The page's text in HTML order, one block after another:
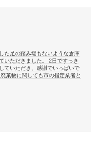
た足の踏み場もないような倉庫
いただきました。 2日ですっき
ていただき、感謝でいっぱいで
棄物に関しても市の指定業者と